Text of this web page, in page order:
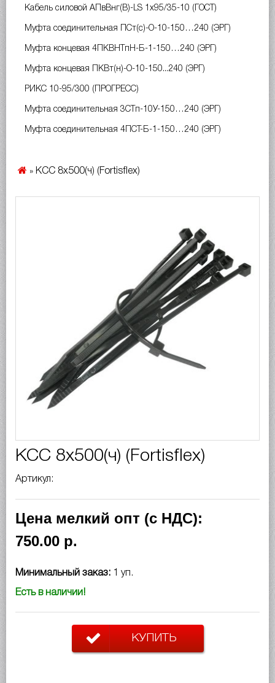
Кабель силовой АПвВнг(B)-LS 1х95/35-10 (ГОСТ)
Муфта соединительная ПСт(с)-О-10-150…240 (ЭРГ)
Муфта концевая 4ПКВНТпН-Б-1-150…240 (ЭРГ)
Муфта концевая ПКВт(н)-О-10-150...240 (ЭРГ)
РИКС 10-95/300 (ПРОГРЕСС)
Муфта соединительная 3СТп-10У-150…240 (ЭРГ)
Муфта соединительная 4ПСТ-Б-1-150…240 (ЭРГ)
» КСС 8x500(ч) (Fortisflex)
КСС 8x500(ч) (Fortisflex)
Артикул:
Цена мелкий опт (с НДС):
750.00 р.
Минимальный заказ: 1 уп.
Есть в наличии!
КУПИТЬ